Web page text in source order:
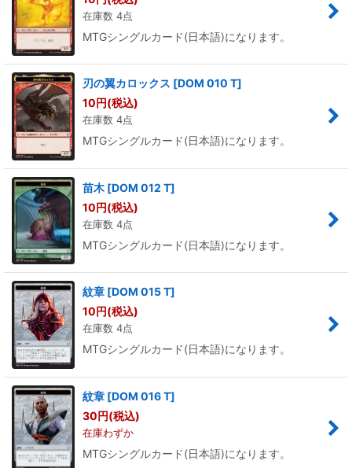
在庫数 4点
MTGシングルカード(日本語)になります。
刃の翼カロックス [DOM 010 T]
10円(税込)
在庫数 4点
MTGシングルカード(日本語)になります。
苗木 [DOM 012 T]
10円(税込)
在庫数 4点
MTGシングルカード(日本語)になります。
紋章 [DOM 015 T]
10円(税込)
在庫数 4点
MTGシングルカード(日本語)になります。
紋章 [DOM 016 T]
30円(税込)
在庫わずか
MTGシングルカード(日本語)になります。